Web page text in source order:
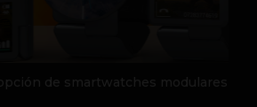
de smartwatches modulares